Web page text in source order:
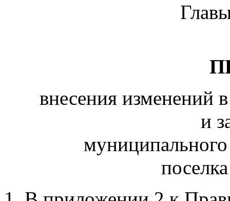
внесения изменений
и
муниципального